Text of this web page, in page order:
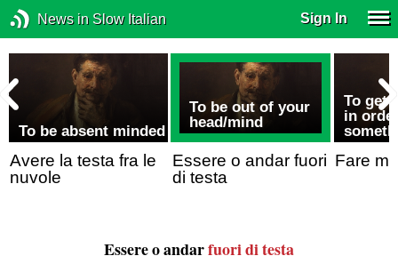
News in Slow Italian Sign In
To be absent minded
Avere la testa fra le
nuvole
To be out of your
head/mind
Essere o andar fuori
di testa
To get
in
Fare
Essere o andarfuori ditesta